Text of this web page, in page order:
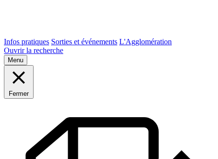
Infos pratiques Sorties et événements L'Agglomération
Ouvrir la recherche
Menu
Fermer